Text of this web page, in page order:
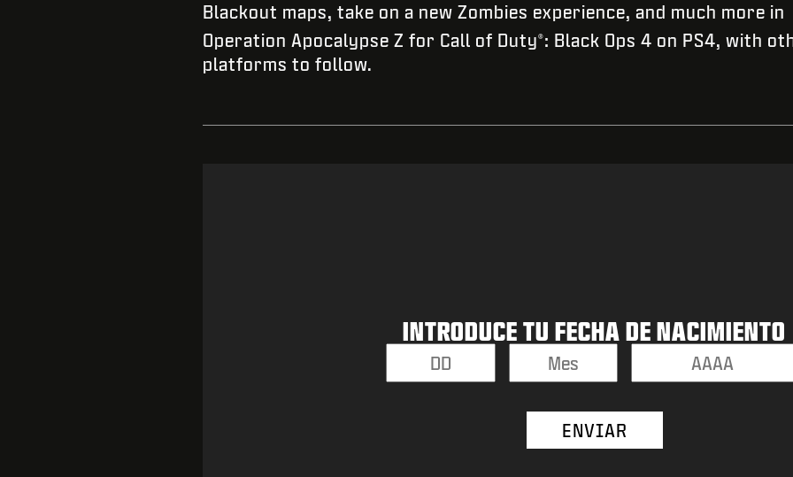
Blackout maps, take on a new Zombies experience, and much more in
Operation Apocalypse Z for Call of Duty ® : Black Ops 4 on PS4, with
platforms to follow.
INTRODUCE TU FECHA DE NACIMIENTO
ENVIAR